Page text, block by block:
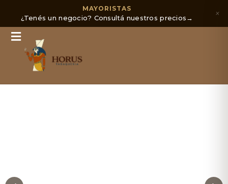
MAYORISTAS
¿Tenés un negocio? Consultá nuestros precios→ ×